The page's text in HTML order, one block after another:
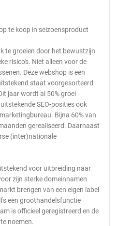
te koop in seizoensproduct
te groeien door het bewustzijn
risico's. Niet alleen voor de
Deze webshop is een
staat voorgesorteerd
jaar wordt al 50% groei
SEO-posities ook
Bijna 60% van
gerealiseerd. Daarnaast
(inter)nationale
voor uitbreiding naar
zijn sterke domeinnamen
brengen van een eigen label
een groothandelsfunctie
is officieel geregistreerd en de
noemen.